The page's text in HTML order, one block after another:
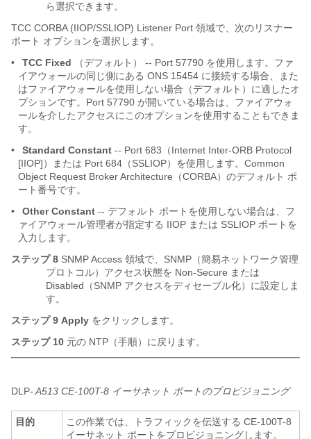
ら選択できます。
TCC CORBA (IIOP/SSLIOP) Listener Port 領域で、次のリスナー
ポート オプションを選択します。
•
TCC Fixed （デフォルト） -- Port 57790 を使用します。ファ
イアウォールの同じ側にある ONS 15454 に接続する場合、また
はファイアウォールを使用しない場合（デフォルト）に適したオ
プションです。Port 57790 が開いている場合は、ファイアウォ
ールを介したアクセスにこのオプションを使用することもできま
す。
•
Standard Constant -- Port 683（Internet Inter-ORB Protocol
[IIOP]）または Port 684（SSLIOP）を使用します。Common
Object Request Broker Architecture（CORBA）のデフォルト ポ
ート番号です。
•
Other Constant -- デフォルト ポートを使用しない場合は、フ
ァイアウォール管理者が指定する IIOP または SSLIOP ポートを
入力します。
ステップ 8 SNMP Access 領域で、SNMP（簡易ネットワーク管理
プロトコル）アクセス状態を Non-Secure または
Disabled（SNMP アクセスをディセーブル化）に設定しま
す。
ステップ 9 Apply をクリックします。
ステップ 10 元の NTP（手順）に戻ります。
DLP-A513 CE-100T-8 イーサネット ポートのプロビジョニング
目的
この作業では、トラフィックを伝送する CE-100T-8
イーサネット ポートをプロビジョニングします。